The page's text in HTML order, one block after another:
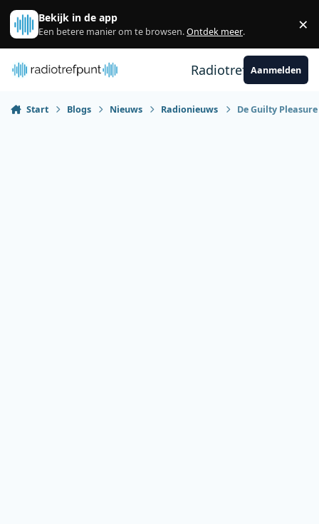
Spring naar bijdragen
Bekijk in de app
Een betere manier om te browsen.Ontdek meer. ×
RadiotrefpuntAanmelden
Start Blogs Nieuws Radionieuws De Guilty